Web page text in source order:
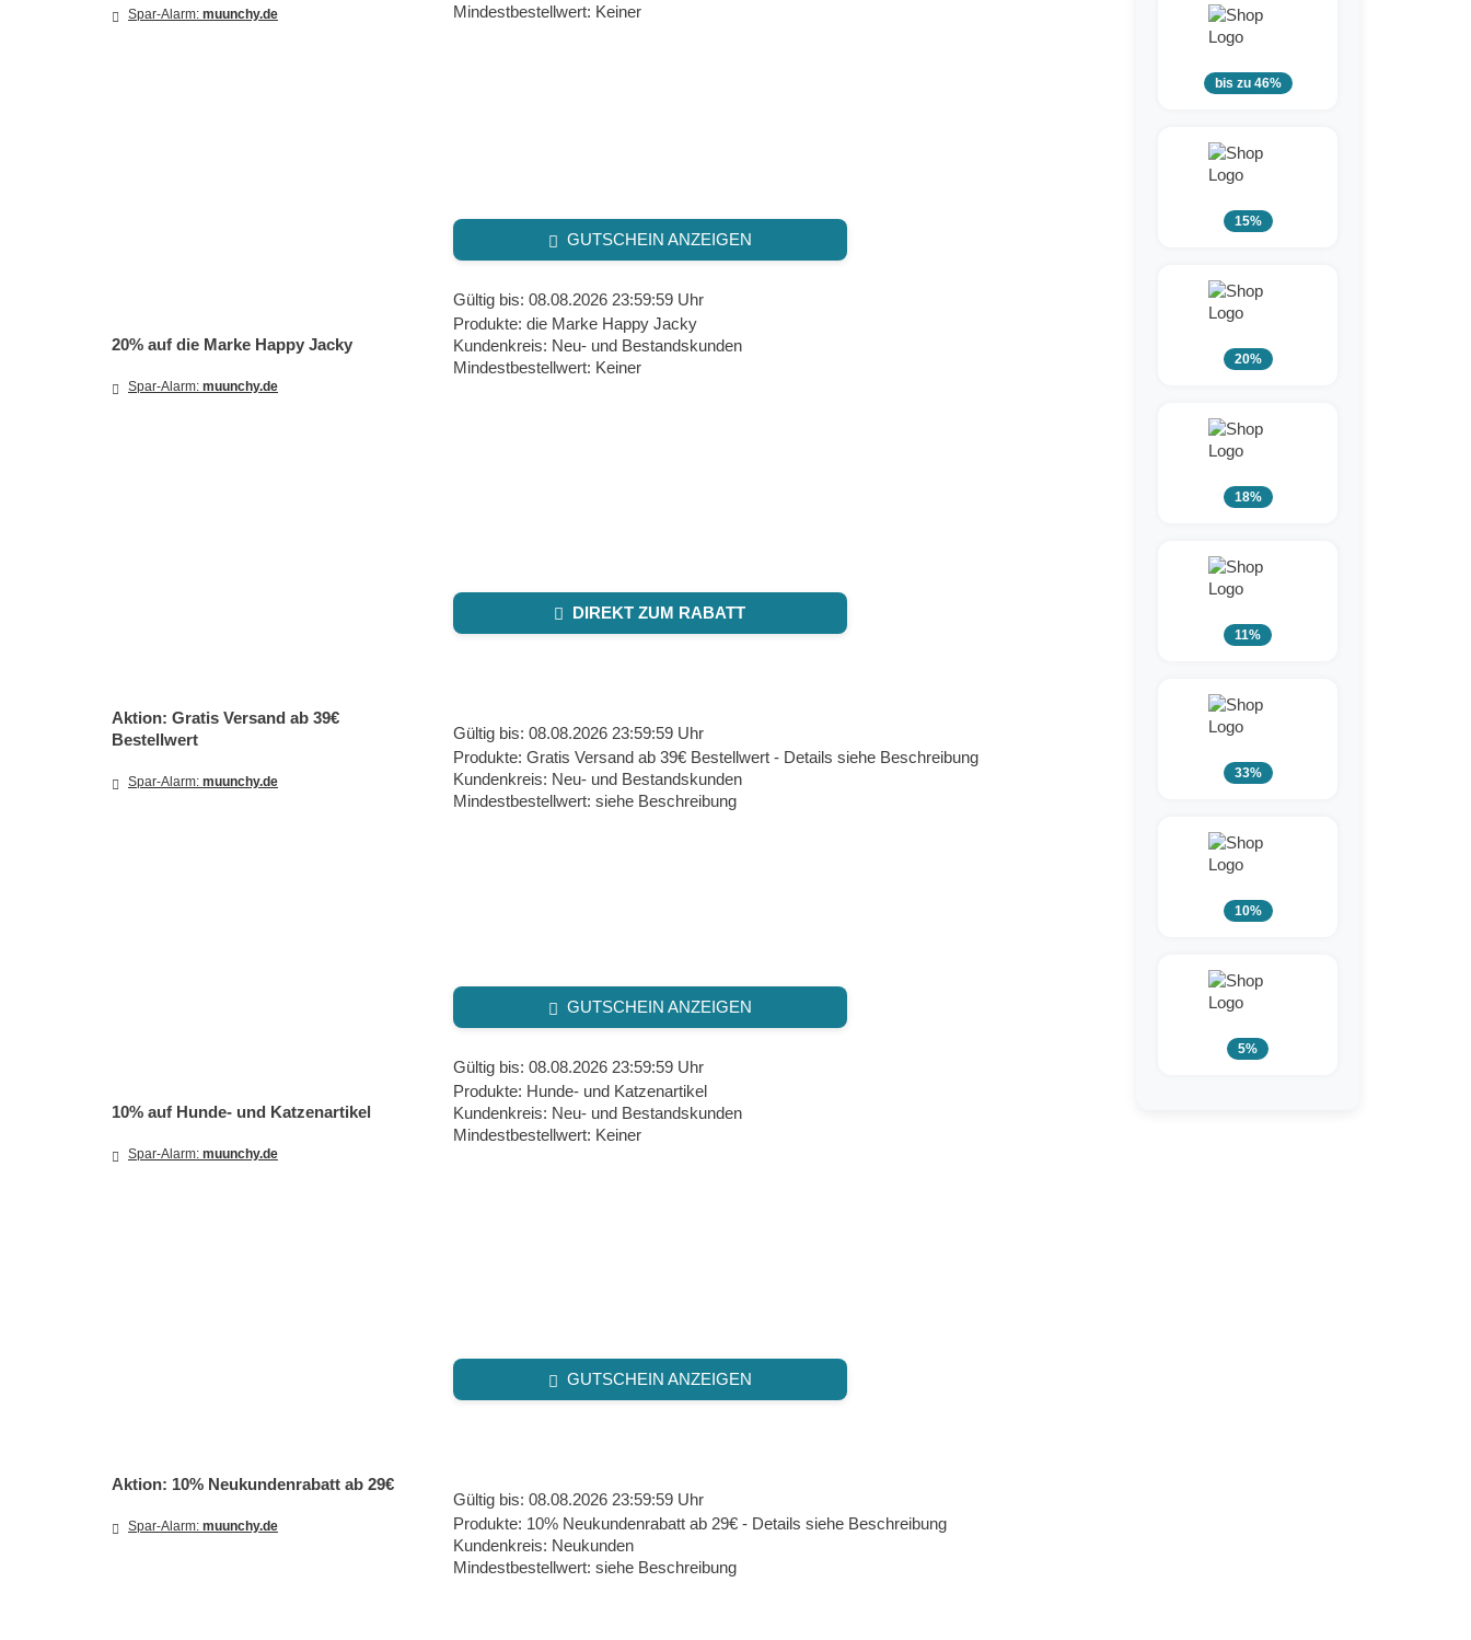
bis zu 46%
15%
20%
18%
11%
33%
10%
5%
Spar-Alarm: muunchy.de
Mindestbestellwert: Keiner
20% auf die Marke Happy Jacky
Spar-Alarm: muunchy.de
GUTSCHEIN ANZEIGEN
Gültig bis: 08.08.2026 23:59:59 Uhr
Produkte: die Marke Happy Jacky
Kundenkreis: Neu- und Bestandskunden
Mindestbestellwert: Keiner
Aktion: Gratis Versand ab 39€
Bestellwert
Spar-Alarm: muunchy.de
DIREKT ZUM RABATT
Gültig bis: 08.08.2026 23:59:59 Uhr
Produkte: Gratis Versand ab 39€ Bestellwert - Details siehe Beschreibung
Kundenkreis: Neu- und Bestandskunden
Mindestbestellwert: siehe Beschreibung
10% auf Hunde- und Katzenartikel
Spar-Alarm: muunchy.de
GUTSCHEIN ANZEIGEN
Gültig bis: 08.08.2026 23:59:59 Uhr
Produkte: Hunde- und Katzenartikel
Kundenkreis: Neu- und Bestandskunden
Mindestbestellwert: Keiner
Aktion: 10% Neukundenrabatt ab 29€
Spar-Alarm: muunchy.de
GUTSCHEIN ANZEIGEN
Gültig bis: 08.08.2026 23:59:59 Uhr
Produkte: 10% Neukundenrabatt ab 29€ - Details siehe Beschreibung
Kundenkreis: Neukunden
Mindestbestellwert: siehe Beschreibung